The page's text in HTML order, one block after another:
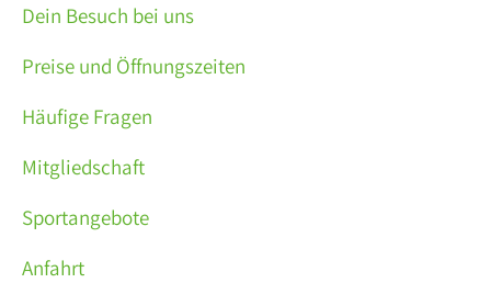
Dein Besuch bei uns
Preise und Öffnungszeiten
Häufige Fragen
Mitgliedschaft
Sportangebote
Anfahrt